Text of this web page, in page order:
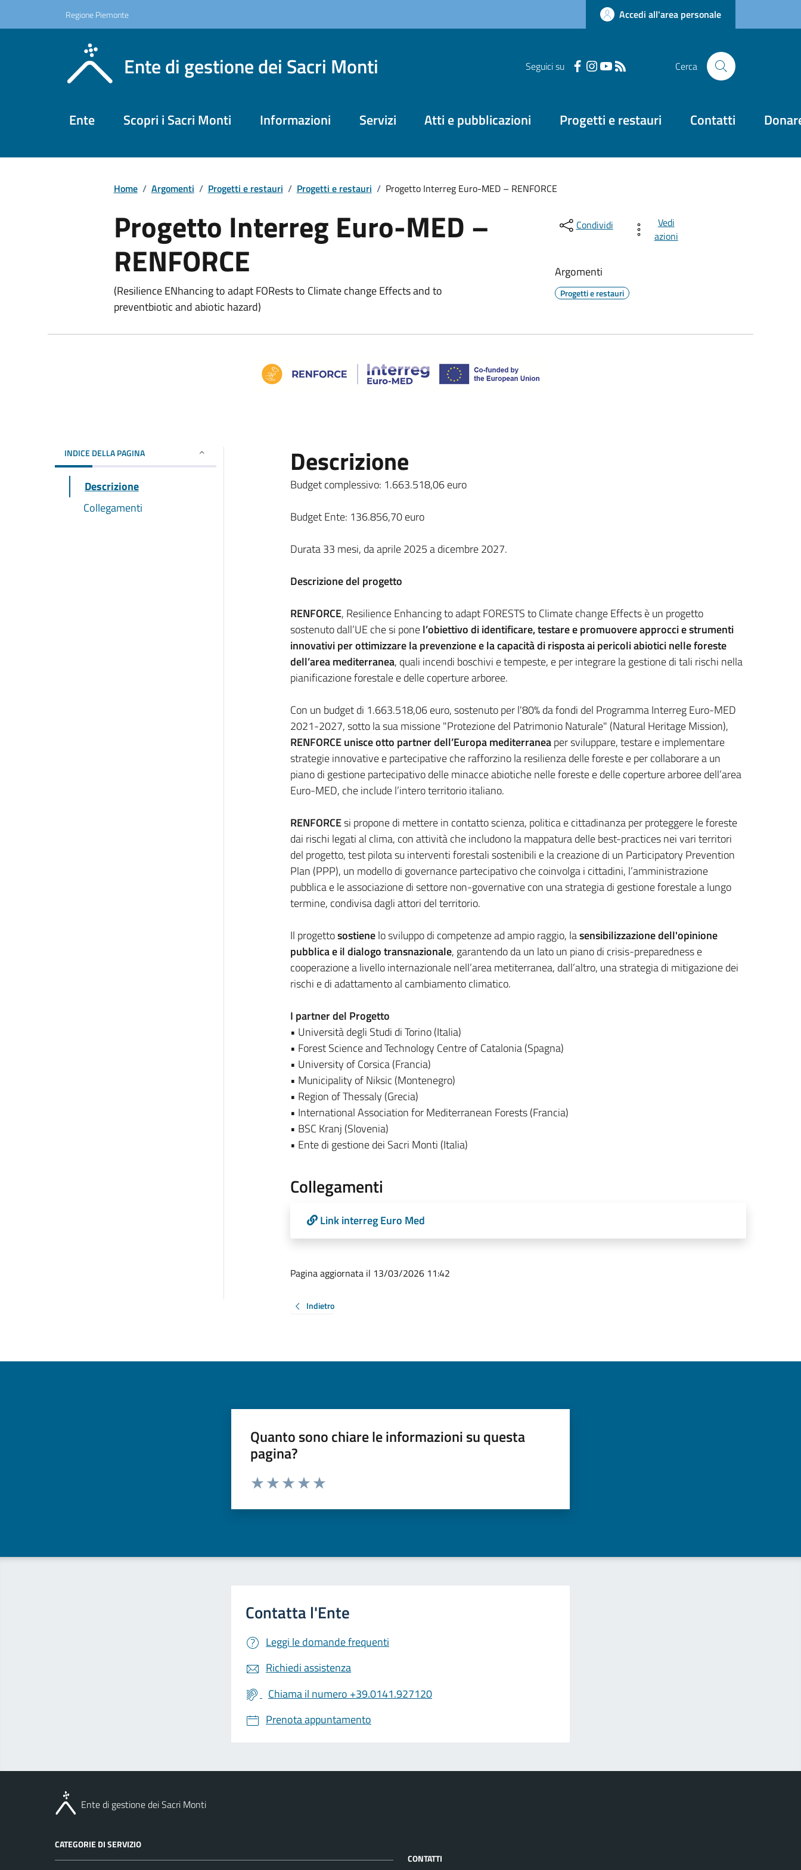
Regione Piemonte Accedi all'area personale
Ente di gestione dei Sacri Monti Seguici su Cerca
Ente Scopri i Sacri Monti Informazioni Servizi Atti e pubblicazioni Progetti e restauri Contatti
Home / Argomenti / Progetti e restauri / Progetti e restauri / Progetto Interreg Euro-MED – RENFORCE
Progetto Interreg Euro-MED –
RENFORCE
(Resilience ENhancing to adapt FORests to Climate change Effects and to
preventbiotic and abiotic hazard)
Condividi
Vedi
azioni
Argomenti
Progetti e restauri
INDICE DELLA PAGINA
Descrizione
Collegamenti
Descrizione
Budget complessivo: 1.663.518,06 euro
Budget Ente: 136.856,70 euro
Durata 33 mesi, da aprile 2025 a dicembre 2027.
Descrizione del progetto
RENFORCE, Resilience Enhancing to adapt FORESTS to Climate change Effects è un progetto
sostenuto dall’UE che si ponel’obiettivo di identificare, testare e promuovere approcci e strumenti
innovativi per ottimizzare la prevenzione e la capacità di risposta ai pericoli abiotici nelle foreste
dell’area mediterranea, quali incendi boschivi e tempeste, e per integrare la gestione di tali rischi nella
pianificazione forestale e delle coperture arboree.
Con un budget di 1.663.518,06 euro, sostenuto per l'80% da fondi del Programma Interreg Euro-MED
2021-2027, sotto la sua missione "Protezione del Patrimonio Naturale" (Natural Heritage Mission),
RENFORCE unisce otto partner dell’Europa mediterraneaper sviluppare, testare e implementare
strategie innovative e partecipative che rafforzino la resilienza delle foreste e per collaborare a un
piano di gestione partecipativo delle minacce abiotiche nelle foreste e delle coperture arboree dell’area
Euro-MED, che include l’intero territorio italiano.
RENFORCEsi propone di mettere in contatto scienza, politica e cittadinanza per proteggere le foreste
dai rischi legati al clima, con attività che includono la mappatura delle best-practices nei vari territori
del progetto, test pilota su interventi forestali sostenibili e la creazione di un Participatory Prevention
Plan (PPP), un modello di governance partecipativo che coinvolga i cittadini, l’amministrazione
pubblica e le associazione di settore non-governative con una strategia di gestione forestale a lungo
termine, condivisa dagli attori del territorio.
Il progettosostienelo sviluppo di competenze ad ampio raggio, lasensibilizzazione dell'opinione
pubblica e il dialogo transnazionale, garantendo da un lato un piano di crisis-preparedness e
cooperazione a livello internazionale nell’area metiterranea, dall’altro, una strategia di mitigazione dei
rischi e di adattamento al cambiamento climatico.
I partner del Progetto
• Università degli Studi di Torino (Italia)
• Forest Science and Technology Centre of Catalonia (Spagna)
• University of Corsica (Francia)
• Municipality of Niksic (Montenegro)
• Region of Thessaly (Grecia)
• International Association for Mediterranean Forests (Francia)
• BSC Kranj (Slovenia)
• Ente di gestione dei Sacri Monti (Italia)
Collegamenti
Link interreg Euro Med
Pagina aggiornata il 13/03/2026 11:42
Indietro
Quanto sono chiare le informazioni su questa
pagina?
Valuta da 1 a 5 stelle la pagina
Leggi le domande frequenti
Richiedi assistenza
Chiama il numero +39.0141.927120
Prenota appuntamento
Ente di gestione dei Sacri Monti
CATEGORIE DI SERVIZIO
CONTATTI